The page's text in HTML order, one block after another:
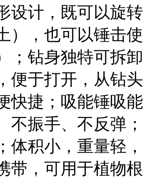
设计，既可以旋转
），也可以锤击使
；钻身独特可拆卸
便于打开，从钻头
快捷；吸能锤吸能
不振手、不反弹；
体积小，重量轻，
带，可用于植物根